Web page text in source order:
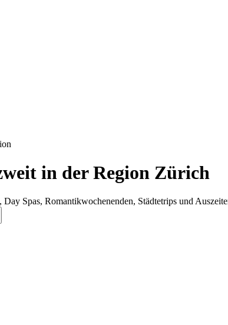
in der Region Zürich
Day Spas, Romantikwochenenden, Städtetrips und